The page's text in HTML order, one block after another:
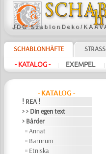
SCHABLONHÄFTE STRASS
- KATALOG - | EXEMPEL |
- KATALOG -
! REA !
> > Din egen text
> Bårder
Annat
Barnrum
Etniska